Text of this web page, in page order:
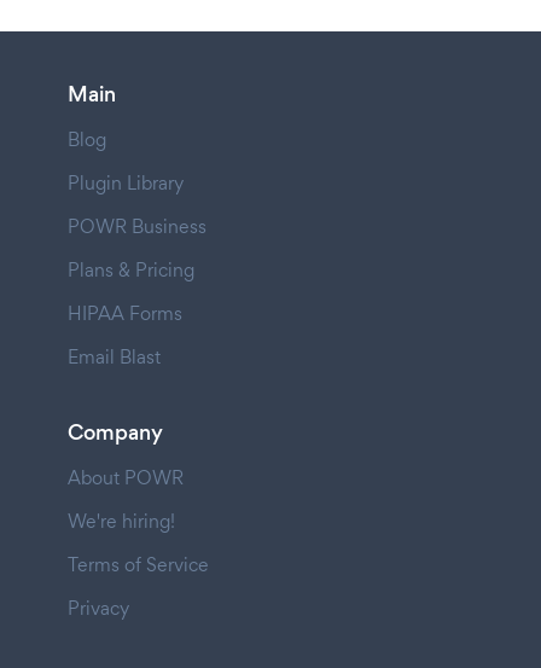
Main
Blog
Plugin Library
POWR Business
Plans & Pricing
HIPAA Forms
Email Blast
Company
About POWR
We're hiring!
Terms of Service
Privacy